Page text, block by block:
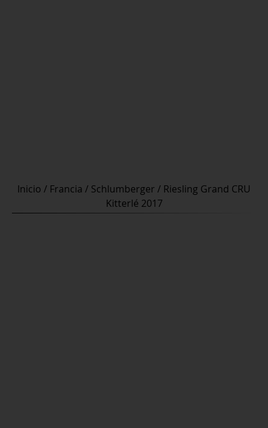
Inicio / Francia / Schlumberger / Riesling Grand CRU
Kitterlé 2017